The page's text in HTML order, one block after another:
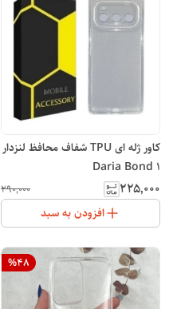
کاور ژله ای TPU شفاف محافظ لنزدار
Daria Bond 1
۲۲۵٬۰۰۰ ۲۹۰٬۰۰۰
افزودن به سبد
%48